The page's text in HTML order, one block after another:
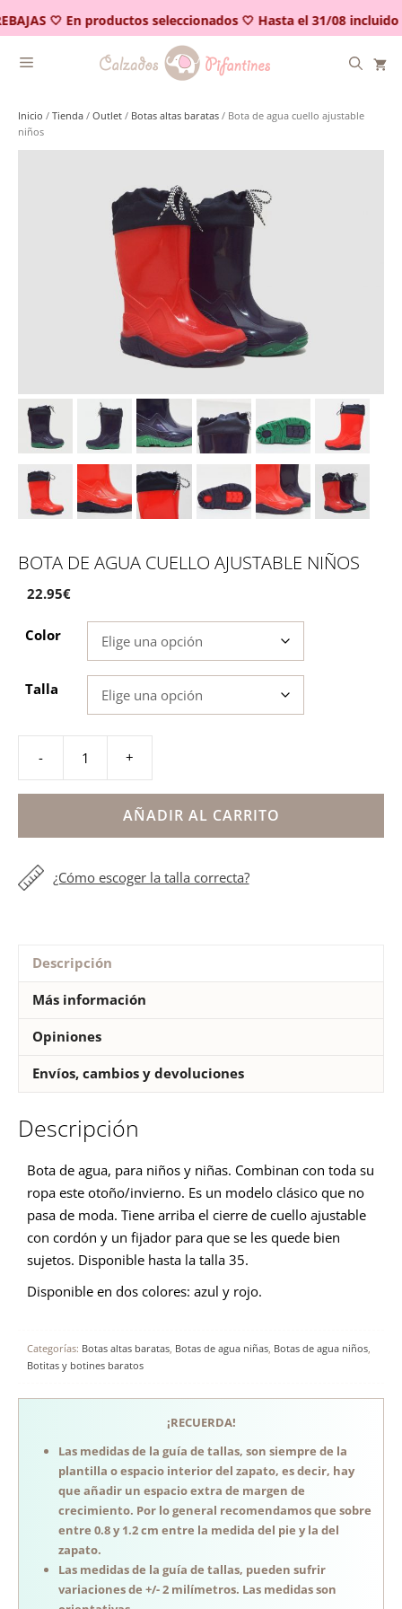
🤍 En productos seleccionados 🤍 Hasta el 31/08 incluido
al
contenido
Inicio / Tienda / Outlet / Botas altas baratas / Bota de agua cuello ajustable
niños
BOTA DE AGUA CUELLO AJUSTABLE NIÑOS
22.95€
Color
Talla
-
de
agua
cuello
niños
+
AÑADIR AL CARRITO
¿Cómo escoger la talla correcta?
Descripción
Más información
Opiniones
Envíos, cambios y devoluciones
Descripción
Bota de agua, para niños y niñas. Combinan con toda su
ropa este otoño/invierno. Es un modelo clásico que no
pasa de moda. Tiene arriba el cierre de cuello ajustable
con cordón y un fijador para que se les quede bien
sujetos. Disponible hasta la talla 35.
Disponible en dos colores: azul y rojo.
Categorías: Botas altas baratas Botas de agua niñas Botas de agua niños
Botitas y botines baratos
¡RECUERDA!
Las medidas de la guía de tallas, son siempre de la
plantilla o espacio interior del zapato, es decir, hay
que añadir un espacio extra de margen de
crecimiento. Por lo general recomendamos que sobre
entre 0.8 y 1.2 cm entre la medida del pie y la del
zapato.
Las medidas de la guía de tallas, pueden sufrir
variaciones de +/- 2 milímetros. Las medidas son